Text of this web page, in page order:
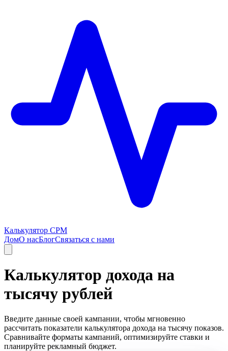
Калькулятор CPM
ДомО насБлогСвязаться с нами
Калькулятор дохода на
тысячу рублей
Введите данные своей кампании, чтобы мгновенно
рассчитать показатели калькулятора дохода на тысячу показов.
Сравнивайте форматы кампаний, оптимизируйте ставки и
планируйте рекламный бюджет.